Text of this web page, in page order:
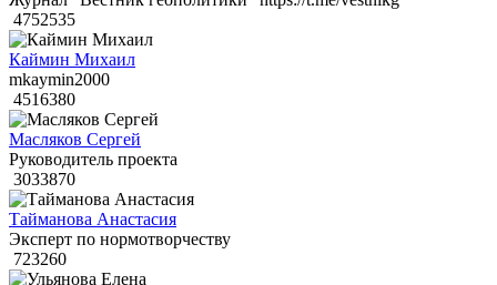
4752535
Каймин Михаил
mkaymin2000
4516380
Масляков Сергей
Руководитель проекта
3033870
Тайманова Анастасия
Эксперт по нормотворчеству
723260